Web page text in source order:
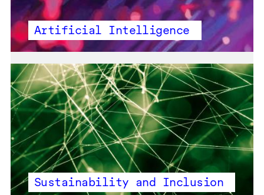
Artificial Intelligence
Sustainability and Inclusion